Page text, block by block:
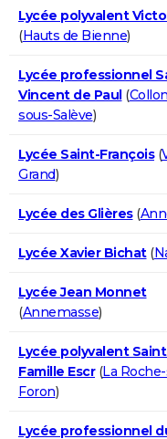
Lycée polyvalent
(Hauts de Bienne)
Lycée professionnel
Vincent de Paul(
sous-Salève)
Lycée Saint-François(
Grand)
Lycée des Glières(
Lycée Xavier Bichat(
Lycée Jean Monnet
(Annemasse)
Lycée polyvalent
Famille Escr(La
Foron)
Lycée professionnel